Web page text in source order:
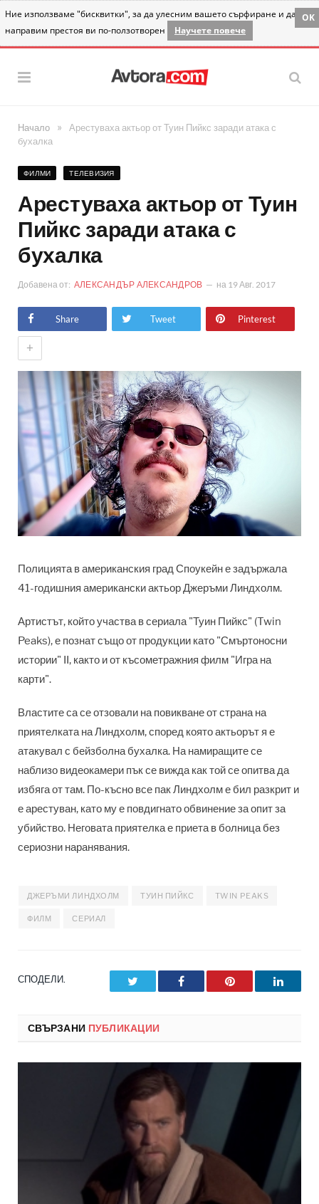
Ние използваме "бисквитки", за да улесним вашето сърфиране и да
направим престоя ви по-ползотворен
Научете повече
OK
Начало »
Арестуваха актьор от Туин Пийкс заради атака с
бухалка
ФИЛМИ ТЕЛЕВИЗИЯ
Арестуваха актьор от Туин
Пийкс заради атака с
бухалка
Добавена от: АЛЕКСАНДЪР АЛЕКСАНДРОВ на 19 Авг. 2017
Share Tweet Pinterest
+
Полицията в американския град Споукейн е задържала
41-годишния американски актьор Джеръми Линдхолм.
Артистът, който участва в сериала "Туин Пийкс" (Twin
Peaks), е познат също от продукции като "Смъртоносни
истории" II, както и от късометражния филм "Игра на
карти".
Властите са се отзовали на повикване от страна на
приятелката на Линдхолм, според която актьорът я е
атакувал с бейзболна бухалка. На намиращите се
наблизо видеокамери пък се вижда как той се опитва да
избяга от там. По-късно все пак Линдхолм е бил разкрит и
е арестуван, като му е повдигнато обвинение за опит за
убийство. Неговата приятелка е приета в болница без
сериозни наранявания.
ДЖЕРЪМИ ЛИНДХОЛМ ТУИН ПИЙКС TWIN PEAKS
ФИЛМ СЕРИАЛ
СПОДЕЛИ. Facebook Pinterest
СВЪРЗАНИ ПУБЛИКАЦИИ